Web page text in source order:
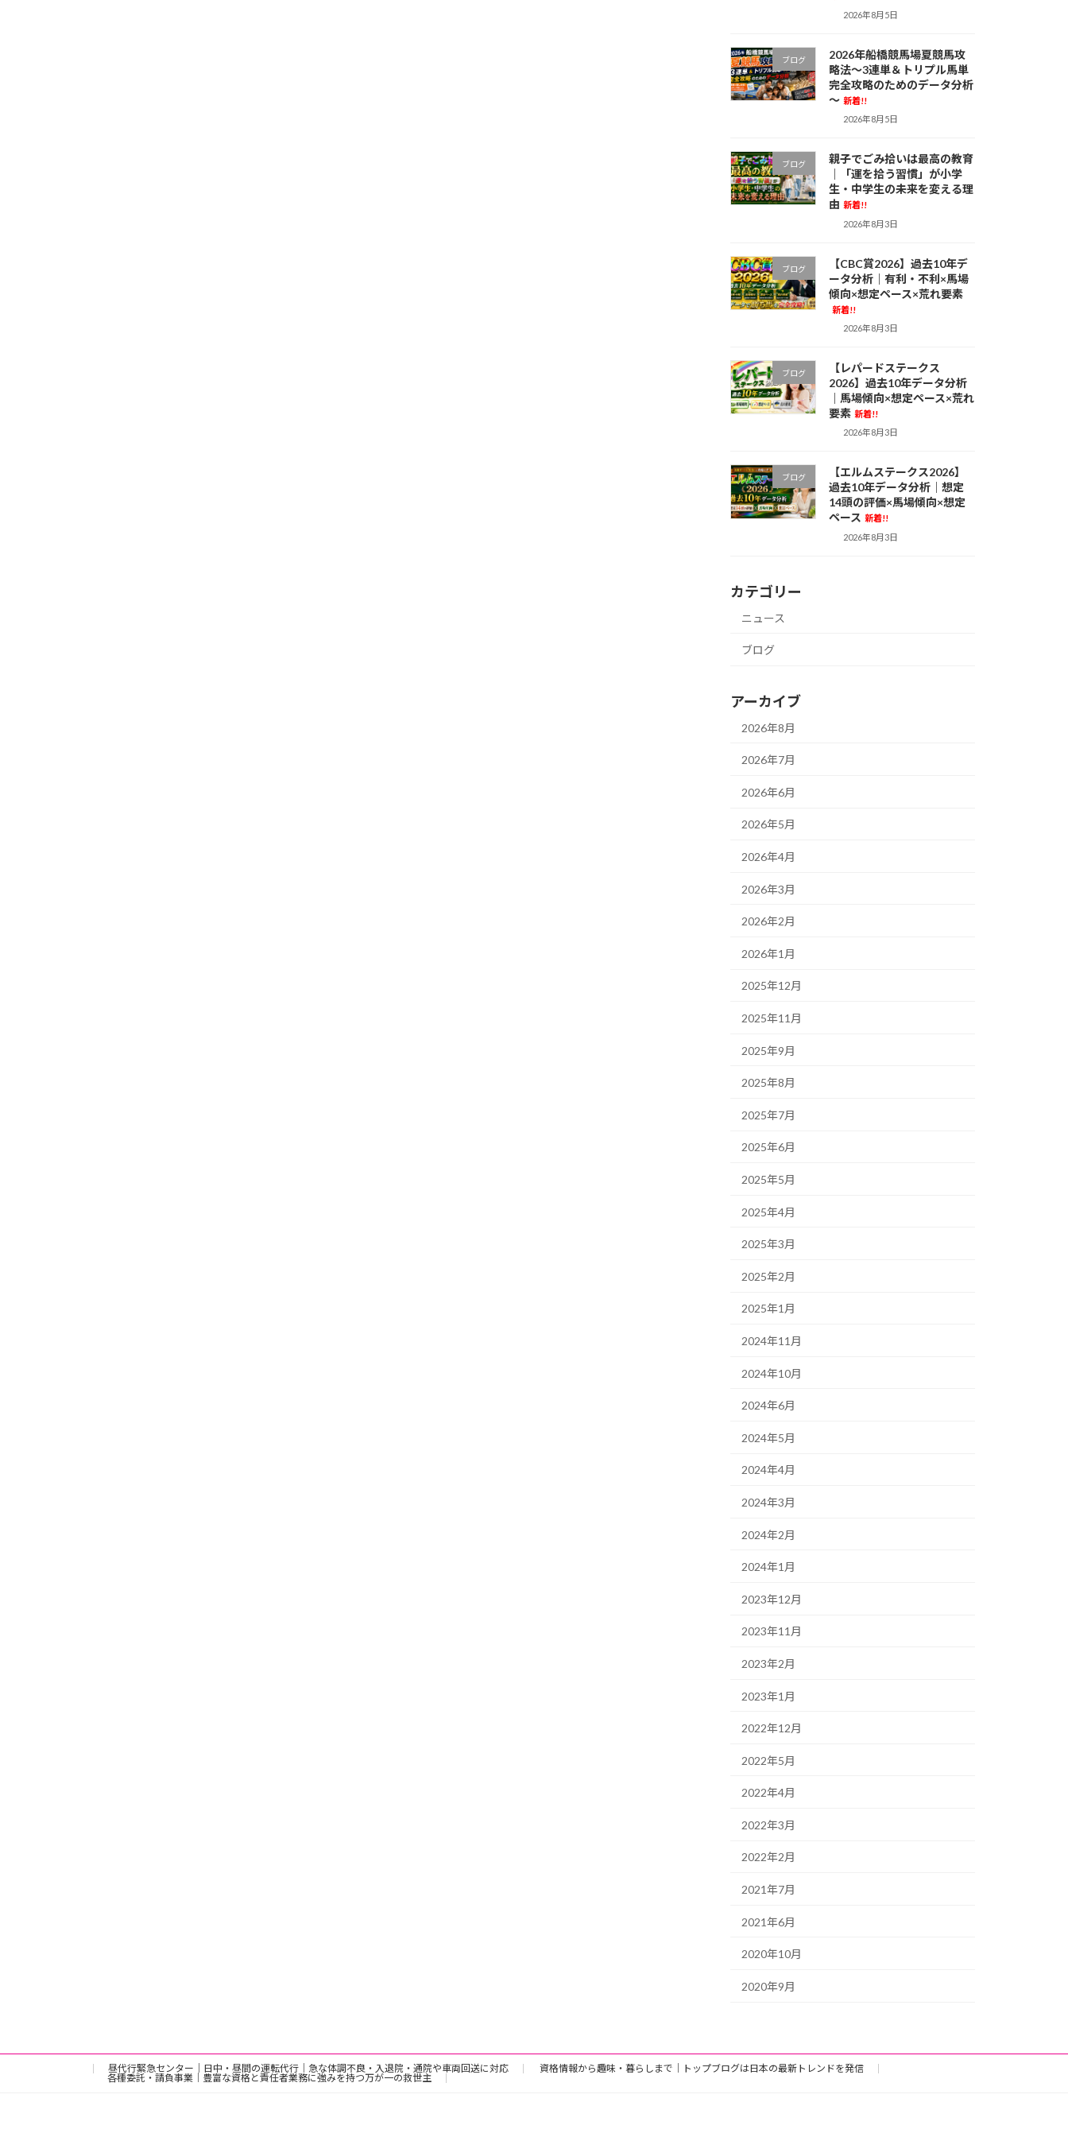
2026年8月5日
ブログ
2026年船橋競馬場夏競馬攻
略法～3連単＆トリプル馬単
完全攻略のためのデータ分析
～ 新着!!
2026年8月5日
ブログ
親子でごみ拾いは最高の教育
｜「運を拾う習慣」が小学
生・中学生の未来を変える理
由 新着!!
2026年8月3日
ブログ
【CBC賞2026】過去10年デ
ータ分析｜有利・不利×馬場
傾向×想定ペース×荒れ要素
新着!!
2026年8月3日
ブログ
【レパードステークス
2026】過去10年データ分析
｜馬場傾向×想定ペース×荒れ
要素 新着!!
2026年8月3日
ブログ
【エルムステークス2026】
過去10年データ分析｜想定
14頭の評価×馬場傾向×想定
ペース 新着!!
2026年8月3日
カテゴリー
ニュース
ブログ
アーカイブ
2026年8月
2026年7月
2026年6月
2026年5月
2026年4月
2026年3月
2026年2月
2026年1月
2025年12月
2025年11月
2025年9月
2025年8月
2025年7月
2025年6月
2025年5月
2025年4月
2025年3月
2025年2月
2025年1月
2024年11月
2024年10月
2024年6月
2024年5月
2024年4月
2024年3月
2024年2月
2024年1月
2023年12月
2023年11月
2023年2月
2023年1月
2022年12月
2022年5月
2022年4月
2022年3月
2022年2月
2021年7月
2021年6月
2020年10月
2020年9月
昼代行緊急センター｜日中・昼間の運転代行｜急な体調不良・入退院・通院や車両回送に対応
資格情報から趣味・暮らしまで｜トップブログは日本の最新トレンドを発信
各種委託・請負事業｜豊富な資格と責任者業務に強みを持つ万が一の救世主